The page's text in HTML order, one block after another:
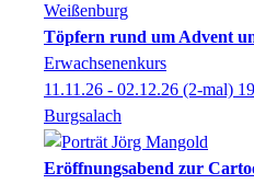
Weißenburg
Töpfern rund um Advent
Erwachsenenkurs
11.11.26 - 02.12.26 (2-mal)
Burgsalach
Eröffnungsabend zur